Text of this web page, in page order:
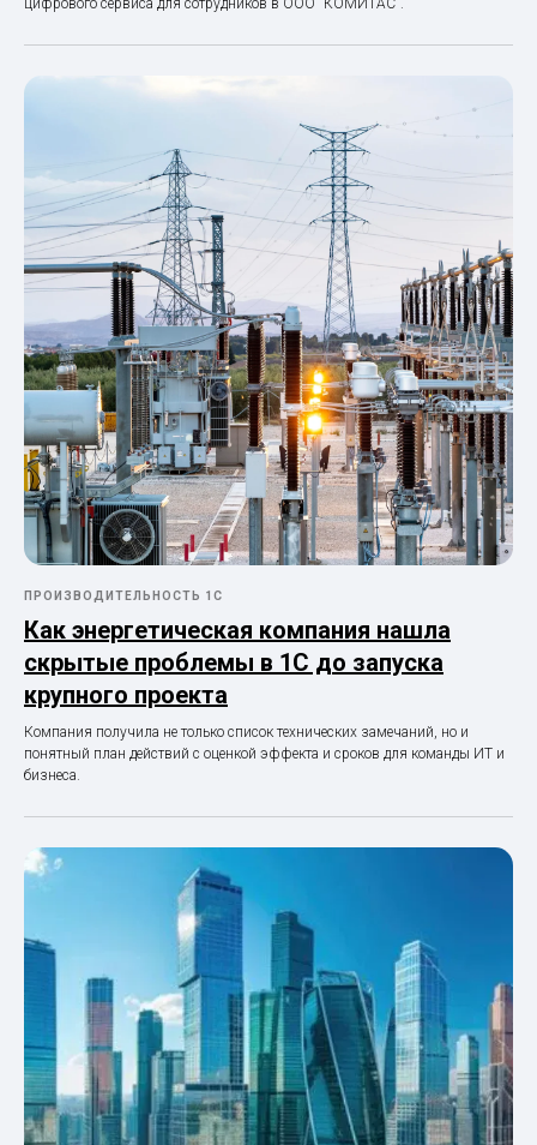
ПРОИЗВОДИТЕЛЬНОСТЬ 1С
Как энергетическая компания нашла
скрытые проблемы в 1С до запуска
крупного проекта
Компания получила не только список технических замечаний, но и
понятный план действий с оценкой эффекта и сроков для команды ИТ и
бизнеса.